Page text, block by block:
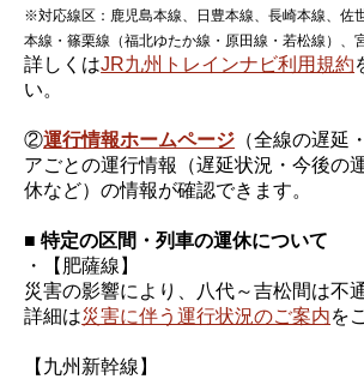
※対応線区：鹿児島本線、日豊本線、長崎本線、佐
本線・篠栗線（福北ゆたか線・原田線・若松線）、
詳しくはJR九州トレインナビ利用規約
い。
②運行情報ホームページ （全線の遅延
アごとの運行情報（遅延状況・今後の
休など）の情報が確認できます。
■ 特定の区間・列車の運休について
・【肥薩線】
災害の影響により、八代～吉松間は不
詳細は災害に伴う運行状況のご案内を
【九州新幹線】